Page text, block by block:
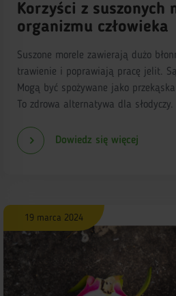
Korzyści z suszonych
organizmu człowieka
Suszone morele zawierają dużo
trawienie i poprawiają pracę jelit.
Mogą być spożywane jako
To zdrowa alternatywa dla słodyczy.
Dowiedz się więcej
19 marca 2024